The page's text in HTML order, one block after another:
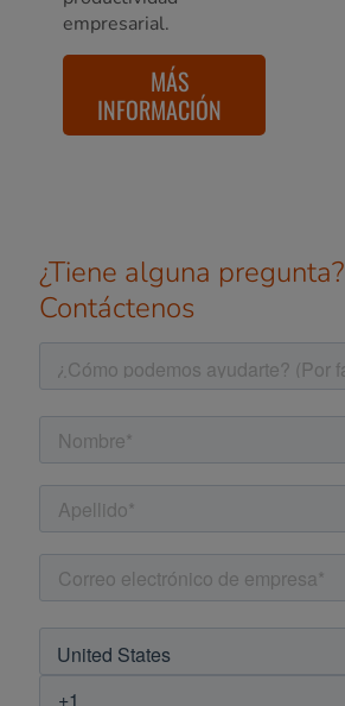
empresarial.
MÁS
INFORMACIÓN
¿Tiene alguna pregunta?
Contáctenos